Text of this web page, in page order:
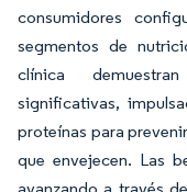
consumidores
segmentos de
clínica
significativas,
proteínas para
que envejecen. Las